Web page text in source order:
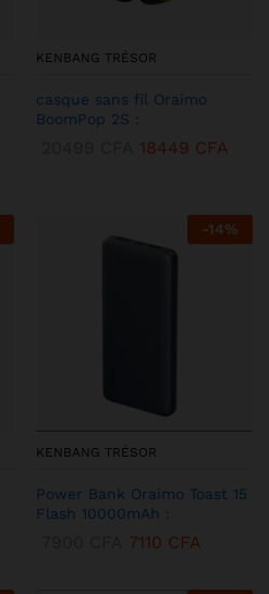
KENBANG TRÉSOR
casque sans fil Oraimo
BoomPop 2S :
18449 CFA
-14%
KENBANG TRÉSOR
Power Bank Oraimo Toast 15
Flash 10000mAh :
7110 CFA